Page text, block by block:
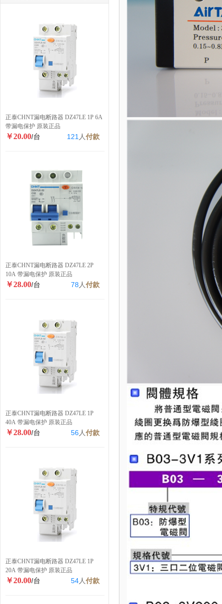
正泰CHNT漏电断路器 DZ47LE 1P 6A
带漏电保护 原装正品
￥20.00/台 121 人付款
正泰CHNT漏电断路器 DZ47LE 2P
10A 带漏电保护 原装正品
￥28.00/台 78 人付款
正泰CHNT漏电断路器 DZ47LE 1P
40A 带漏电保护 原装正品
￥28.00/台 56人付款
正泰CHNT漏电断路器 DZ47LE 1P
20A 带漏电保护 原装正品
￥20.00/台 54人付款